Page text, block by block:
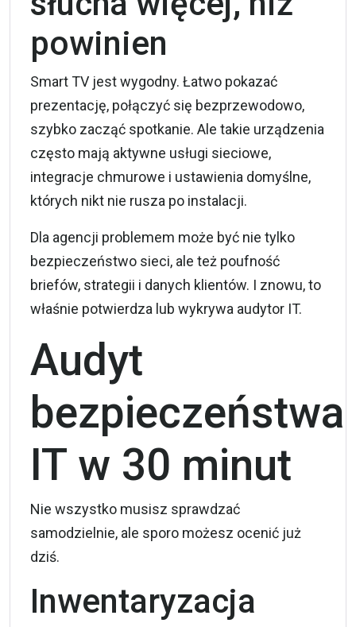
powinien
Smart TV jest wygodny. Łatwo pokazać
prezentację, połączyć się bezprzewodowo,
szybko zacząć spotkanie. Ale takie urządzenia
często mają aktywne usługi sieciowe,
integracje chmurowe i ustawienia domyślne,
których nikt nie rusza po instalacji.
Dla agencji problemem może być nie tylko
bezpieczeństwo sieci, ale też poufność
briefów, strategii i danych klientów. I znowu, to
właśnie potwierdza lub wykrywa audytor IT.
Audyt
bezpieczeństwa
IT w 30 minut
Nie wszystko musisz sprawdzać
samodzielnie, ale sporo możesz ocenić już
dziś.
Inwentaryzacja